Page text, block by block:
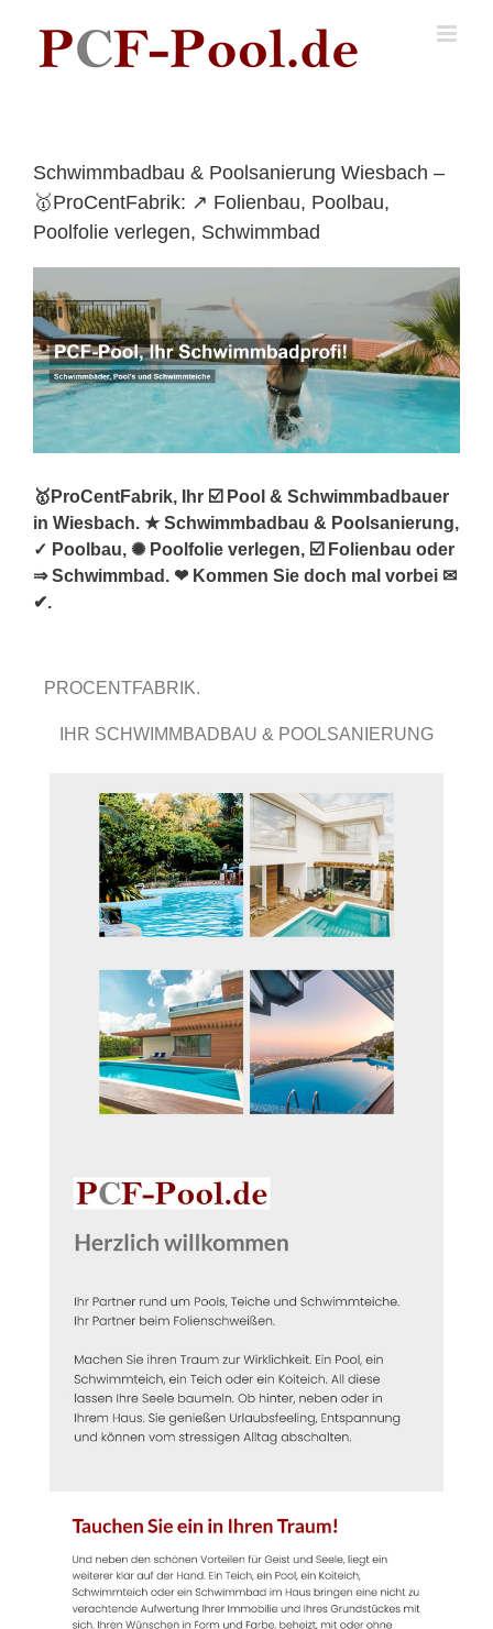
content
Schwimmbadbau & Poolsanierung Wiesbach –
🥇ProCentFabrik: ↗️ Folienbau, Poolbau,
Poolfolie verlegen, Schwimmbad
🥇ProCentFabrik, Ihr ☑️ Pool & Schwimmbadbauer
in Wiesbach. ★ Schwimmbadbau & Poolsanierung,
✓ Poolbau, ✺ Poolfolie verlegen, ☑️ Folienbau oder
⇒ Schwimmbad. ❤ Kommen Sie doch mal vorbei ✉
✔.
PROCENTFABRIK.
IHR SCHWIMMBADBAU & POOLSANIERUNG